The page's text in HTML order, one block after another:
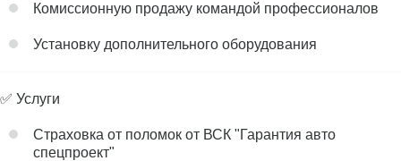
Комиссионную продажу командой профессионалов
Установку дополнительного оборудования
✅ Услуги
Страховка от поломок от ВСК "Гарантия авто
спецпроект"